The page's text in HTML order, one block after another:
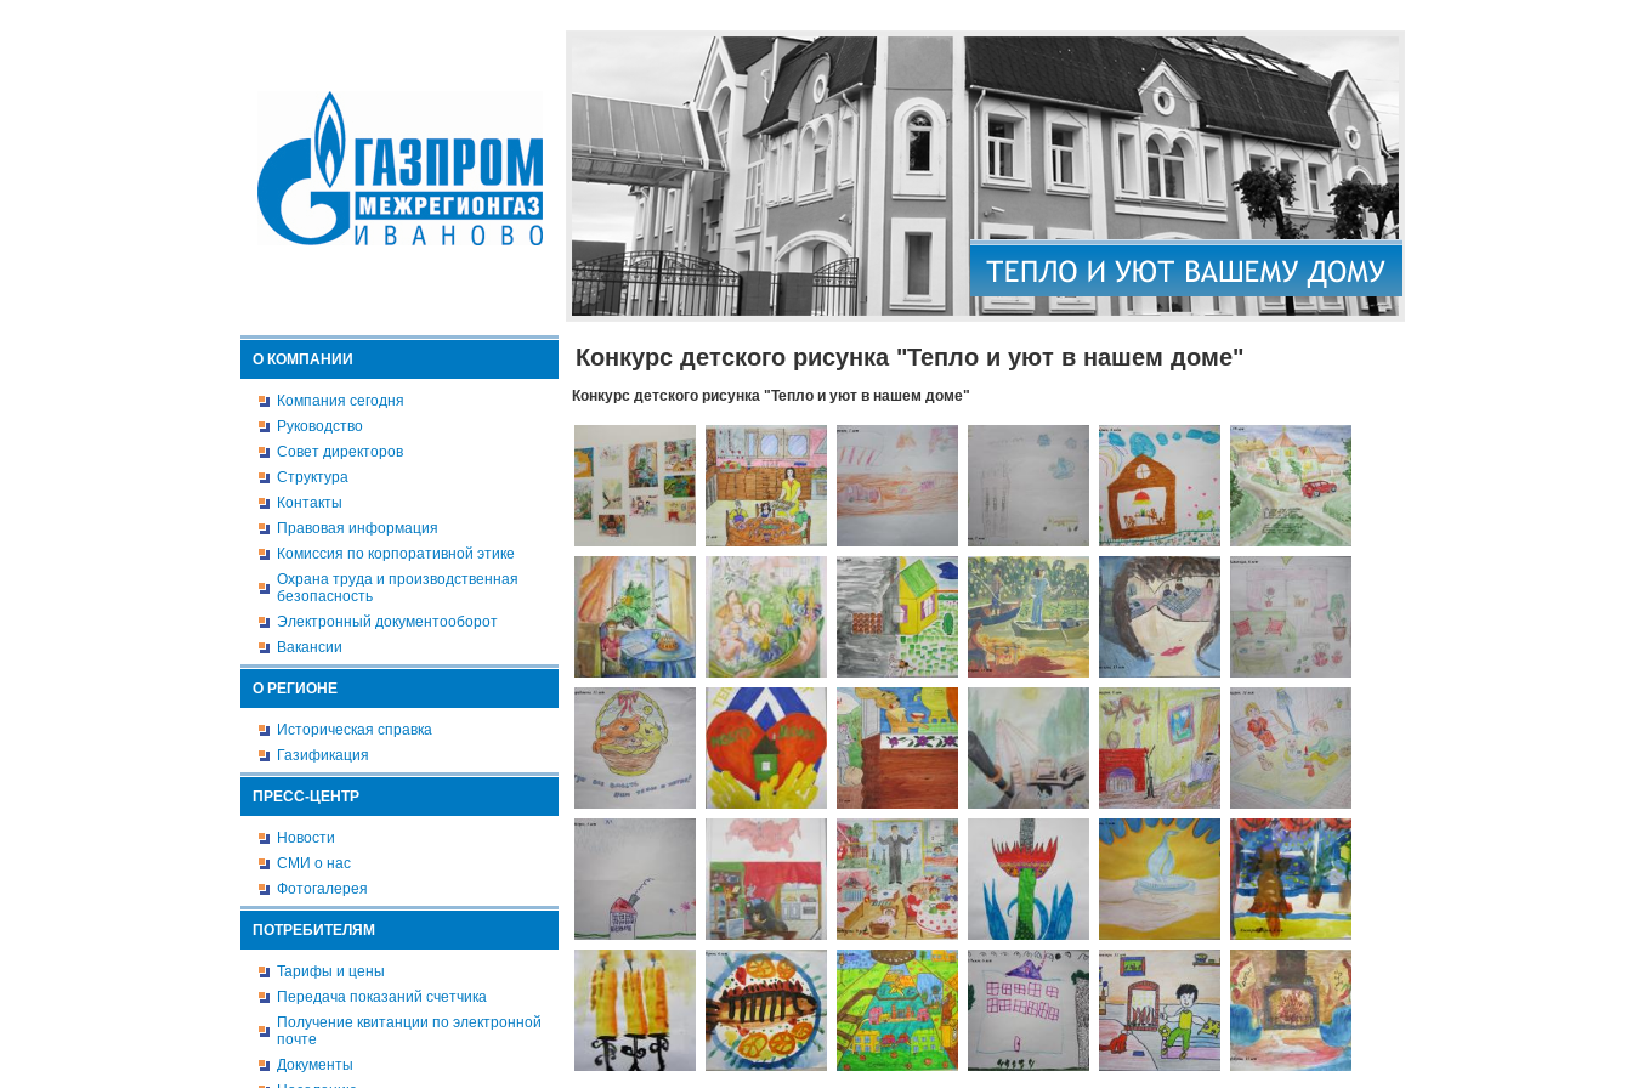
О КОМПАНИИ
Компания сегодня
Руководство
Совет директоров
Структура
Контакты
Правовая информация
Комиссия по корпоративной этике
Охрана труда и производственная
безопасность
Электронный документооборот
Вакансии
О РЕГИОНЕ
Историческая справка
Газификация
ПРЕСС-ЦЕНТР
Новости
СМИ о нас
Фотогалерея
ПОТРЕБИТЕЛЯМ
Тарифы и цены
Передача показаний счетчика
Получение квитанции по электронной
почте
Документы
Конкурс детского рисунка "Тепло и уют в нашем доме"
Конкурс детского рисунка "Тепло и уют в нашем доме"